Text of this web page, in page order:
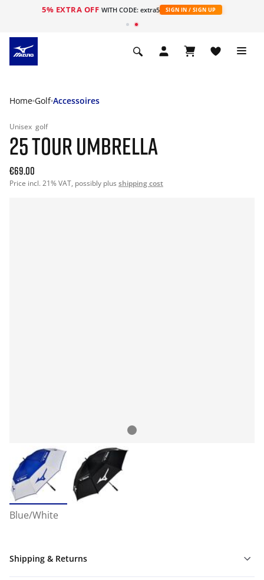
5% EXTRA OFF WITH CODE: extra5 SIGN IN / SIGN UP
Home Golf Accessoires
Unisex golf
25 TOUR UMBRELLA
€69.00
Price incl. 21% VAT, possibly plus shipping cost
Blue/White
Shipping & Returns